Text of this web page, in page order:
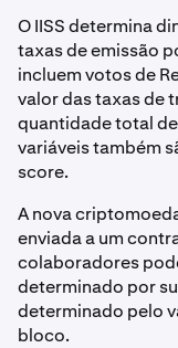
O IISS determina
taxas de emissão
incluem votos de
valor das taxas de
quantidade total
variáveis também
score.
A nova
enviada a um
colaboradores
determinado por
determinado pelo
bloco.